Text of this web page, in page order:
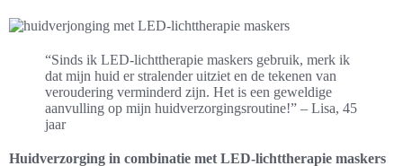
“Sinds ik LED-lichttherapie maskers gebruik, merk ik
dat mijn huid er stralender uitziet en de tekenen van
veroudering verminderd zijn. Het is een geweldige
aanvulling op mijn huidverzorgingsroutine!” – Lisa, 45
jaar
Huidverzorging in combinatie met LED-lichttherapie maskers